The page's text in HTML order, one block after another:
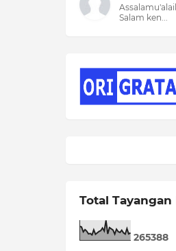
Salam ken...
Total Tayangan
265388